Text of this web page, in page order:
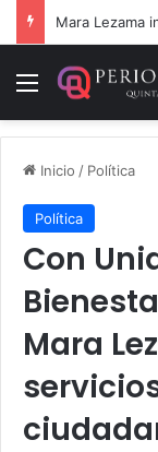
Menú
Inicio / Política
Política
Con
Mara